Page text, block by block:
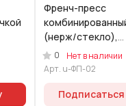
Фрeнч-пресс
(нерж/стекло),
1000мл
товар)
0
Нет в наличии
Арт. u-ФП-02
Подписаться